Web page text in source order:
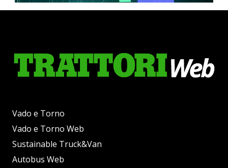
Vado e Torno
Vado e Torno Web
Sustainable Truck&Van
Autobus Web